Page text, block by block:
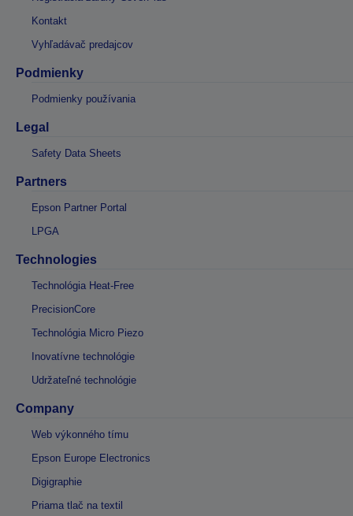
Kontakt
Vyhľadávač predajcov
Podmienky
Podmienky používania
Legal
Safety Data Sheets
Partners
Epson Partner Portal
LPGA
Technologies
Technológia Heat-Free
PrecisionCore
Technológia Micro Piezo
Inovatívne technológie
Udržateľné technológie
Company
Web výkonného tímu
Epson Europe Electronics
Digigraphie
Priama tlač na textil